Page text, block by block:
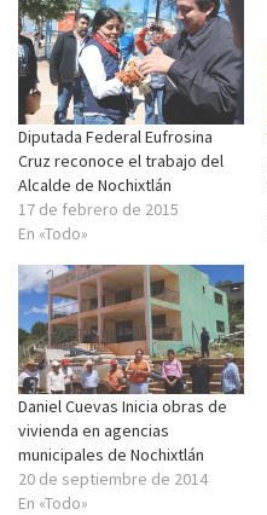
Diputada Federal Eufrosina
Cruz reconoce el trabajo del
Alcalde de Nochixtlán
17 de febrero de 2015
En «Todo»
Daniel Cuevas Inicia obras de
vivienda en agencias
municipales de Nochixtlán
20 de septiembre de 2014
En «Todo»